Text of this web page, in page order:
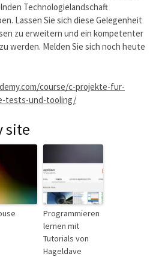
Technologielandschaft
Lassen Sie sich diese Gelegenheit
zu erweitern und ein kompetenter
werden. Melden Sie sich noch heute
course/c-projekte-fur-
tests-und-tooling/
site
Programmieren
lernen mit
Tutorials von
Hageldave